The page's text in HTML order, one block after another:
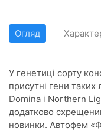
Огляд
У генетиці сорту
присутні гени
Domina і Northern
додатково
новинки. Автофем